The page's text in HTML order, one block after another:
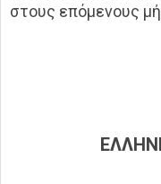
στους επόμενους